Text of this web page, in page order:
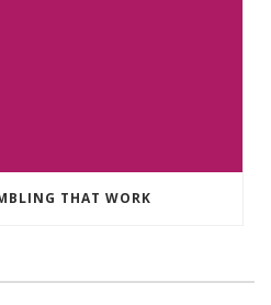
THAT WORK